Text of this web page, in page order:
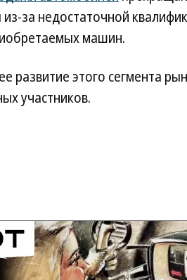
за недостаточной
машин.
развитие этого сегмента
участников.